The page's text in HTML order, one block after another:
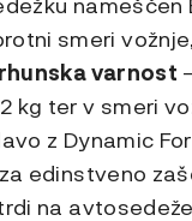
smeri
varnost
kg ter v smeri
z Dynamic
edinstveno
na